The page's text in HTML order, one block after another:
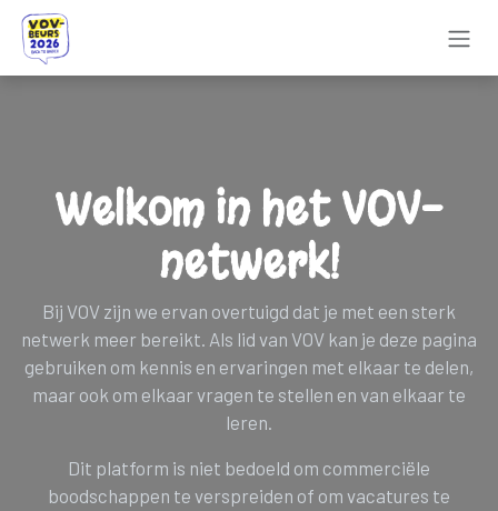
Overslaan naar inhoud
Welkom in het VOV-
netwerk!
Bij VOV zijn we ervan overtuigd dat je met een sterk
netwerk meer bereikt. Als lid van VOV kan je deze pagina
gebruiken om kennis en ervaringen met elkaar te delen,
maar ook om elkaar vragen te stellen en van elkaar te
leren.
Dit platform is niet bedoeld om commerciële
boodschappen te verspreiden of om vacatures te